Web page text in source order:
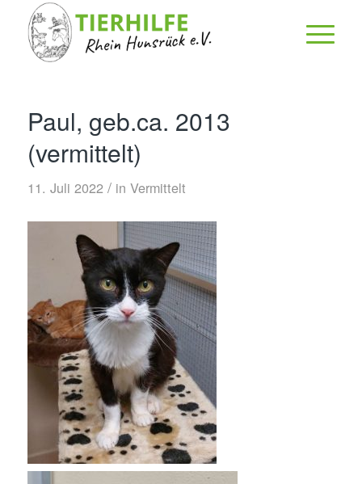
Paul, geb.ca. 2013
(vermittelt)
11. Juli 2022 / in Vermittelt